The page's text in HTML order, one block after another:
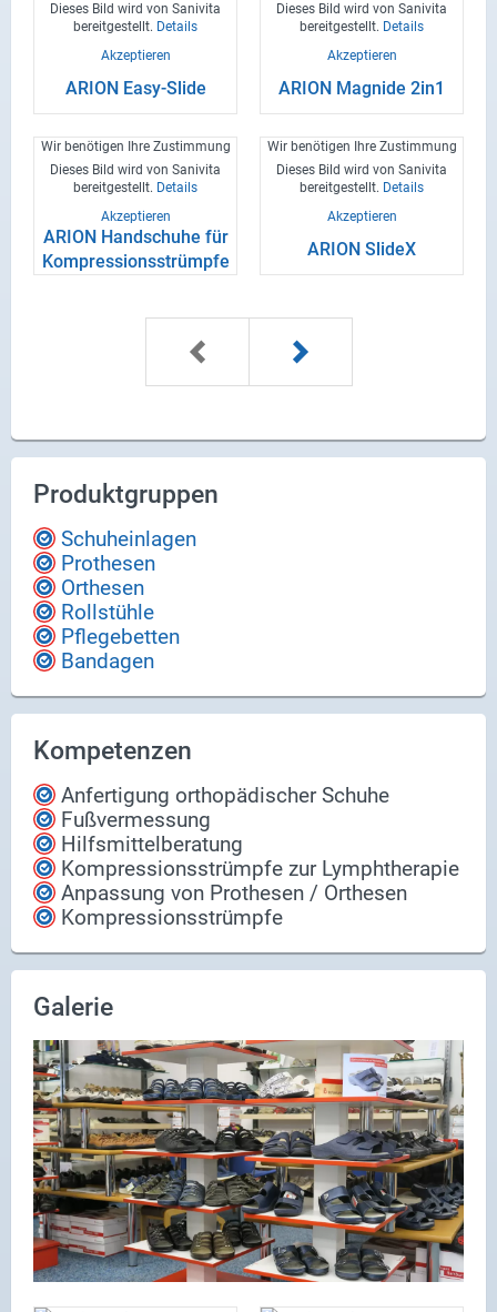
Dieses Bild wird von Sanivita
bereitgestellt. Details
Akzeptieren
ARION Easy-​Slide
Dieses Bild wird von Sanivita
bereitgestellt. Details
Akzeptieren
ARION Ma­g­ni­de 2in1
Wir benötigen Ihre Zustimmung
Dieses Bild wird von Sanivita
bereitgestellt. Details
Akzeptieren
ARION Hand­schu­he für
Kom­pres­si­ons­strümp­fe
Wir benötigen Ihre Zustimmung
Dieses Bild wird von Sanivita
bereitgestellt. Details
Akzeptieren
ARION Sli­deX
Produktgruppen
Schuheinlagen
Prothesen
Orthesen
Rollstühle
Pflegebetten
Bandagen
Kompetenzen
Anfertigung orthopädischer Schuhe
Fußvermessung
Hilfsmittelberatung
Kompressionsstrümpfe zur Lymphtherapie
Anpassung von Prothesen / Orthesen
Kompressionsstrümpfe
Galerie